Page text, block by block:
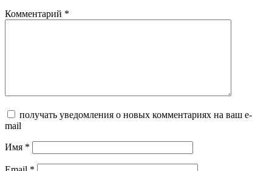
Комментарий *
получать уведомления о новых комментариях на ваш e-
mail
Имя *